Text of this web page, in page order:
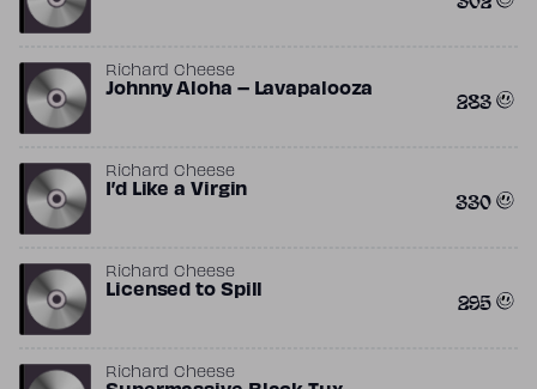
Richard Cheese
Johnny Aloha – Lavapalooza 283
Richard Cheese
I’d Like a Virgin 330
Richard Cheese
Licensed to Spill 295
Richard Cheese